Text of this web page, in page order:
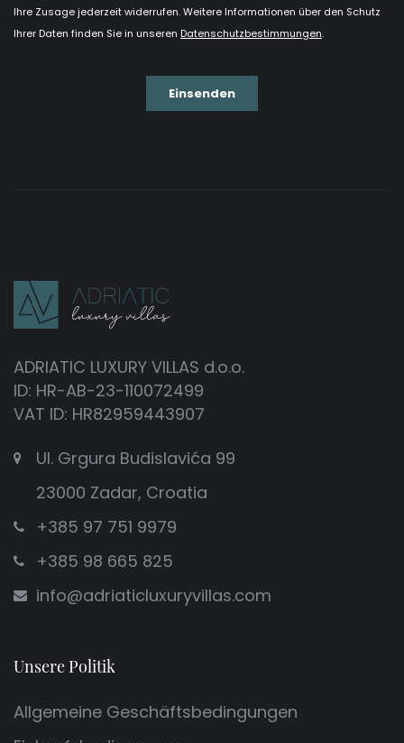
ADRIATIC LUXURY VILLAS d.o.o.
ID: HR-AB-23-110072499
VAT ID: HR82959443907
Ul. Grgura Budislavića 99
23000 Zadar, Croatia
+385 97 751 9979
+385 98 665 825
info@adriaticluxuryvillas.com
Unsere Politik
Allgemeine Geschäftsbedingungen